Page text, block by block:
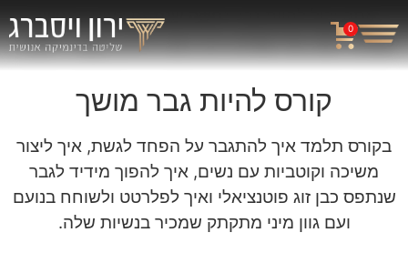
0
אתה יכול להיות גבר נחשק שנתפס בעיניי האישה
שאתה רוצה כמי שאיתו היא רוצה להיות בקשר רומנטי.
קורס להיות גבר מושך
בקורס תלמד איך להתגבר על הפחד לגשת, איך ליצור
משיכה וקוטביות עם נשים, איך להפוך מידיד לגבר
שנתפס כבן זוג פוטנציאלי ואיך לפלרטט ולשוחח בנועם
ועם גוון מיני מתקתק שמכיר בנשיות שלה.